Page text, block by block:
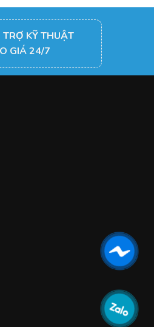
TRỢ KỸ THUẬT
GIÁ 24/7